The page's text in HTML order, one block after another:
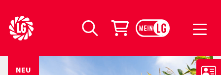
LG Seeds Logo
Suche
Warenkorb
NEU